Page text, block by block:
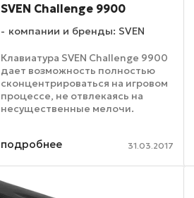
SVEN Challenge 9900
компании и бренды: SVEN
Клавиатура SVEN Challenge 9900
дает возможность полностью
сконцентрироваться на игровом
процессе, не отвлекаясь на
несущественные мелочи.
стабильное положение на столе.
подробнее 31.03.2017